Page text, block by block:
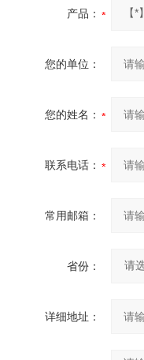
产品：
您的单位：
您的姓名：
联系电话：
常用邮箱：
省份：
详细地址：